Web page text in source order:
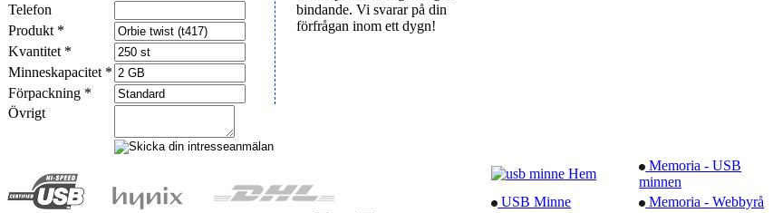
bindande. Vi svarar på din
förfrågan inom ett dygn!
Telefon
Produkt *
Kvantitet *
Minneskapacitet *
Förpackning *
Övrigt
Hem
Memoria - USB
minnen
USB Minne
Memoria - Webbyrå